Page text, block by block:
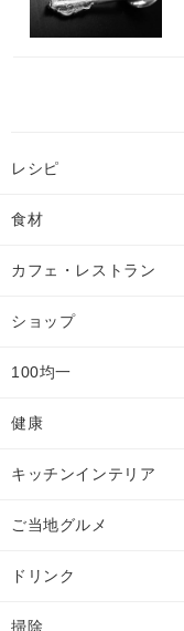
レシピ
食材
カフェ・レストラン
ショップ
100均一
健康
キッチンインテリア
ご当地グルメ
ドリンク
掃除